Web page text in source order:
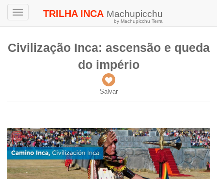
Toggle
TRILHA INCA Machupicchu
by Machupicchu Terra
Civilização Inca: ascensão e queda
do império
Salvar